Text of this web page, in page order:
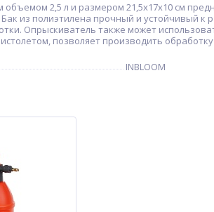
2,5 л и размером 21,5х17х10 см
из полиэтилена прочный и устойчивый
Опрыскиватель также может
позволяет производить
INBLOOM